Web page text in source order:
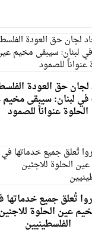
لجان حق العودة
لبنان: سيبقى
الحلوة عنواناً للصمود
تُعلق جميع خدماتها
عين الحلوة للاجئين
الفلسطينيين